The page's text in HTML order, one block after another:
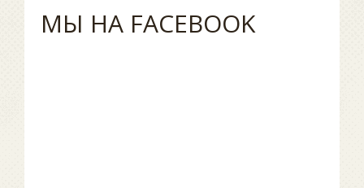
МЫ НА FACEBOOK